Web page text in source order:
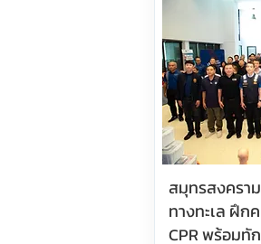
สมุทรสงครา
ทางทะเล ฝึก
CPR พร้อมทั